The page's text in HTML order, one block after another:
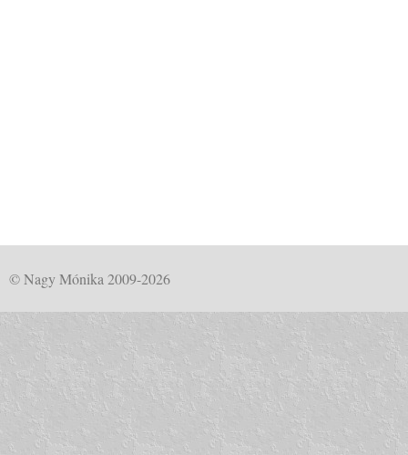
© Nagy Mónika 2009-2026